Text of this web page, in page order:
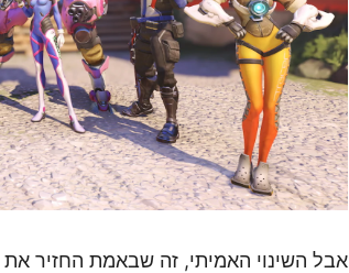
אבל השינוי האמיתי, זה שבאמת החזיר